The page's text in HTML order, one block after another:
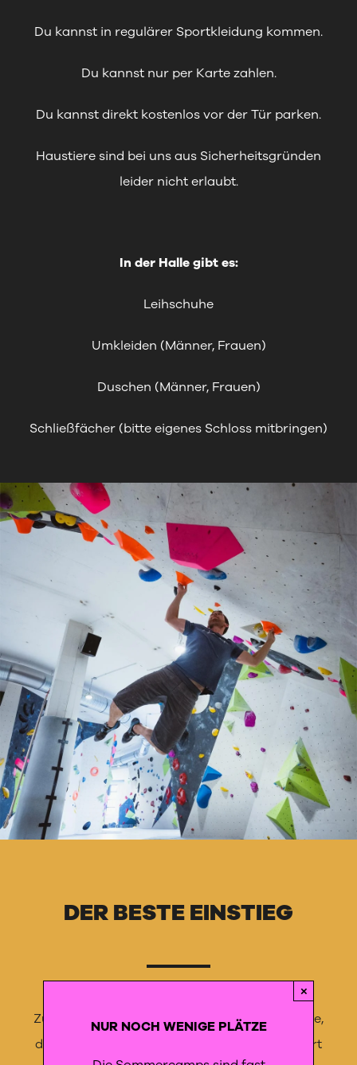
Du kannst in regulärer Sportkleidung kommen.
Du kannst nur per Karte zahlen.
Du kannst direkt kostenlos vor der Tür parken.
Haustiere sind bei uns aus Sicherheitsgründen
leider nicht erlaubt.
In der Halle gibt es:
Leihschuhe
Umkleiden (Männer, Frauen)
Duschen (Männer, Frauen)
Schließfächer (bitte eigenes Schloss mitbringen)
DER BESTE EINSTIEG
Zusätzlich zu der Boulder Mission gibt es Kurse,
die dir den perfekten Start in den Bouldersport
NUR NOCH WENIGE PLÄTZE
×